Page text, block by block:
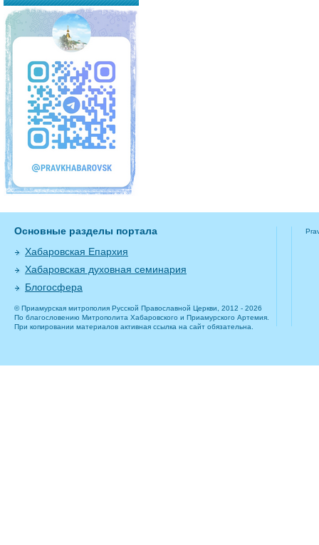
Основные разделы портала
Хабаровская Епархия
Хабаровская духовная семинария
Блогосфера
© Приамурская митрополия Русской Православной Церкви, 2012 - 2026
По благословению Митрополита Хабаровского и Приамурского Артемия.
При копировании материалов активная ссылка на сайт обязательна.